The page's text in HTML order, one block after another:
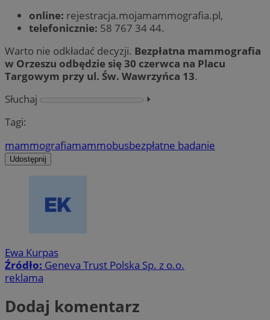
online: rejestracja.mojamammografia.pl,
telefonicznie: 58 767 34 44.
Warto nie odkładać decyzji. Bezpłatna mammografia
w Orzeszu odbędzie się 30 czerwca na Placu
Targowym przy ul. Św. Wawrzyńca 13.
Słuchaj
⏵︎
Tagi:
mammografiamammobusbezpłatne badanie
Udostępnij
Ewa Kurpas
Źródło: Geneva Trust Polska Sp. z o.o.
reklama
Dodaj komentarz